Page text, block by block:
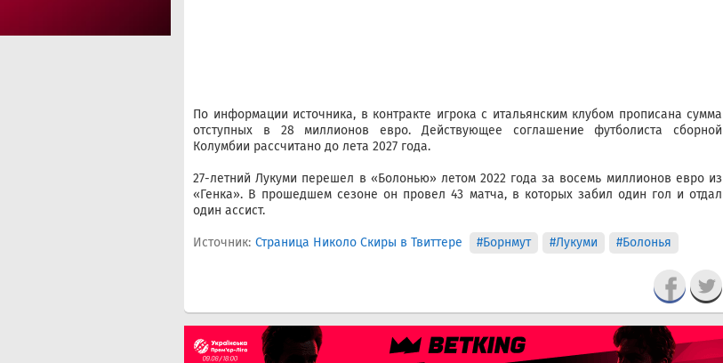
По информации источника, в контракте игрока с итальянским клубом прописана сумма
отступных в 28 миллионов евро. Действующее соглашение футболиста сборной
Колумбии рассчитано до лета 2027 года.
27-летний Лукуми перешел в «Болонью» летом 2022 года за восемь миллионов евро из
«Генка». В прошедшем сезоне он провел 43 матча, в которых забил один гол и отдал
один ассист.
Источник: Страница Николо Скиры в Твиттере #Борнмут #Лукуми #Болонья